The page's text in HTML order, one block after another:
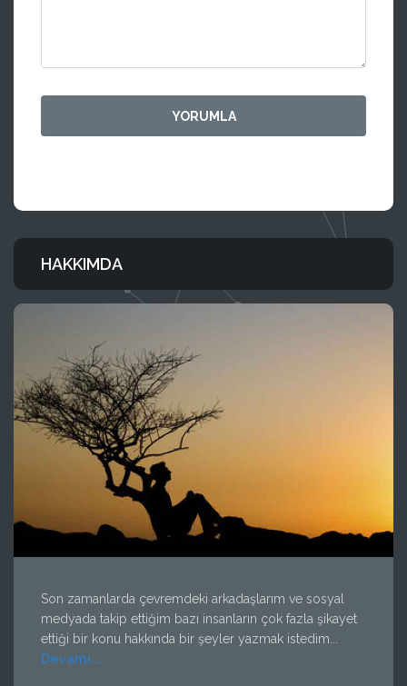
HAKKIMDA
Son zamanlarda çevremdeki arkadaşlarım ve sosyal
medyada takip ettiğim bazı insanların çok fazla şikayet
ettiği bir konu hakkında bir şeyler yazmak istedim...
Devamı...